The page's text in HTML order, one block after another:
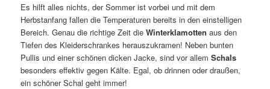
Es hilft alles nichts, der Sommer ist vorbei und mit dem
Herbstanfang fallen die Temperaturen bereits in den einstelligen
Bereich. Genau die richtige Zeit dieWinterklamotten aus den
Tiefen des Kleiderschrankes herauszukramen! Neben bunten
Pullis und einer schönen dicken Jacke, sind vor allemSchals
besonders effektiv gegen Kälte. Egal, ob drinnen oder draußen,
ein schöner Schal geht immer!